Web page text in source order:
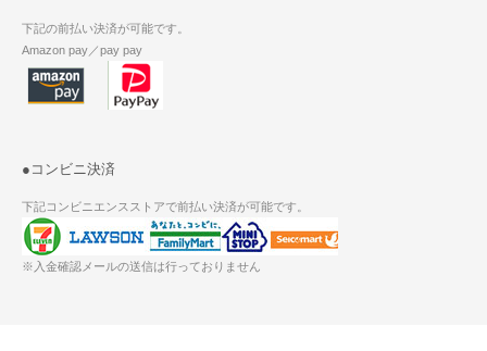
下記の前払い決済が可能です。
Amazon pay／pay pay
●コンビニ決済
下記コンビニエンスストアで前払い決済が可能です。
※入金確認メールの送信は行っておりません